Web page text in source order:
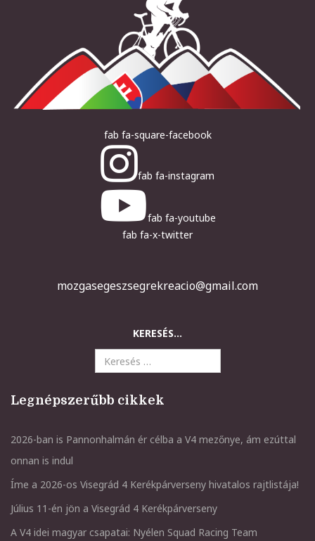
fab fa-square-facebook
fab fa-instagram
fab fa-youtube
fab fa-x-twitter
mozgasegeszsegrekreacio@gmail.com
KERESÉS...
Legnépszerűbb cikkek
2026-ban is Pannonhalmán ér célba a V4 mezőnye, ám ezúttal
onnan is indul
Íme a 2026-os Visegrád 4 Kerékpárverseny hivatalos rajtlistája!
Július 11-én jön a Visegrád 4 Kerékpárverseny
A V4 idei magyar csapatai: Nyélen Squad Racing Team